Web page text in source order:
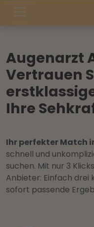
Augenarzt
Vertrauen
Ihre
Ihr perfekter Match
schnell und
suchen. Mit nur 3
Anbieter: Einfach drei
sofort passende